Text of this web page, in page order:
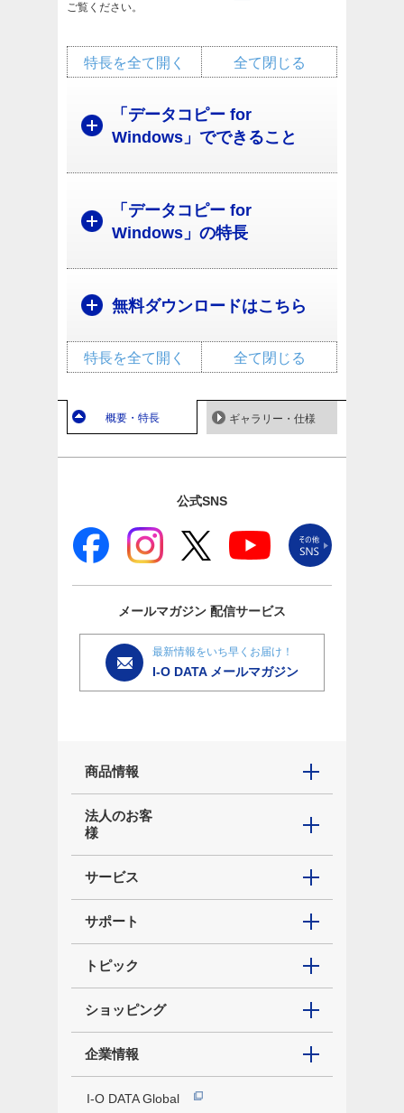
ご覧ください。
全て閉じる
特長を全て開く
「データコピー for
Windows」でできること
「データコピー for
Windows」の特長
無料ダウンロードはこちら
全て閉じる
特長を全て開く
概要・特長 ギャラリー・仕様
公式SNS
メールマガジン 配信サービス
最新情報をいち早くお届け！
I-O DATA メールマガジン
商品情報
法人のお客
様
サービス
サポート
トピック
ショッピング
企業情報
I-O DATA Global